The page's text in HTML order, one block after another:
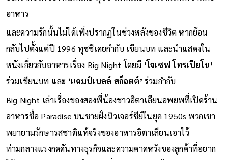
ออกจากชีวิตของ สแตนลีย์ ทุชชี ไม่ได้เลย คือความรักที่เขามีต่อ
และความรักนั้นไม่ได้เพิ่งปรากฏในช่วงหลังของชีวิต หากย้อน
กลับไปตั้งแต่ปี 1996 ทุชชีเคยกำกับ เขียนบท และนำแสดงใน
หนังเกี่ยวกับอาหารเรื่อง Big Night โดยมี ‘โจเซฟ โทรเปียโน’
ร่วมเขียนบท และ
‘แคมป์เบลล์ สก็อตต์’
ร่วมกำกับ
Big Night เล่าเรื่องของสองพี่น้องชาวอิตาเลียนอพยพที่เปิดร้าน
อาหารชื่อ Paradise บนชายฝั่งนิวเจอร์ซีย์ในยุค 1950s พวกเขา
พยายามรักษารสชาติแท้จริงของอาหารอิตาเลียนเอาไว้